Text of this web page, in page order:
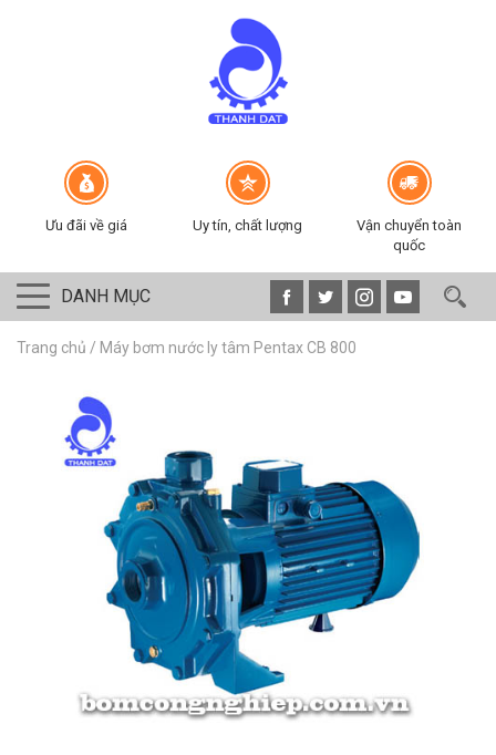
Ưu đãi về giá Uy tín, chất lượng
Vận chuyển toàn
quốc
DANH MỤC
Trang chủ / Máy bơm nước ly tâm Pentax CB 800